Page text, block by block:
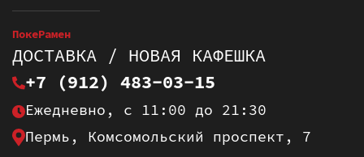
ПокеРамен
ДОСТАВКА / НОВАЯ КАФЕШКА
+7 (912) 483-03-15
Ежедневно, с 11:00 до 21:30
Пермь, Комсомольский проспект, 7